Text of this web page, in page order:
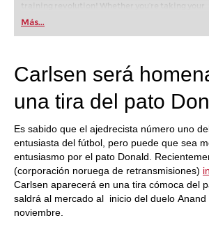
training revolution! Whether you’re taking your
first steps into the world of club chess, or already
playing at a tournament level: with FRITZ, you can
train more efficiently, intelligently and with a
Más...
Carlsen será
una tira del pato
Es sabido que el ajedrecista número uno
entusiasta del fútbol, pero puede que sea
entusiasmo por el pato Donald.
(corporación noruega de retransmisiones)
Carlsen aparecerá en una tira cómoca del
saldrá al mercado al inicio del duelo Anand
noviembre.